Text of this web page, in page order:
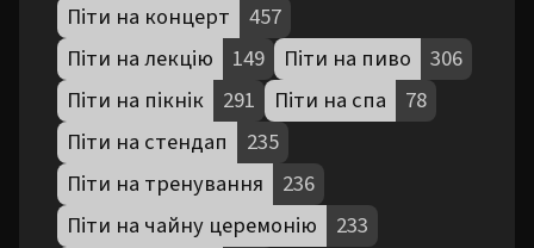
Піти на концерт
457
Піти на лекцію
149 Піти на пиво
306
Піти на пікнік
291 Піти на спа
78
Піти на стендап
235
Піти на тренування
236
Піти на чайну церемонію
233